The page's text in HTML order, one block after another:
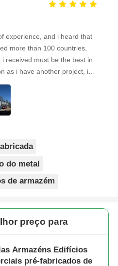
experience, and i heard that
more than 100 countries,
received must be the best in
as i have another project, i& #
you. Looking forward to the
do metal
de armazém
preço para
Armazéns Edifícios
pré-fabricados de